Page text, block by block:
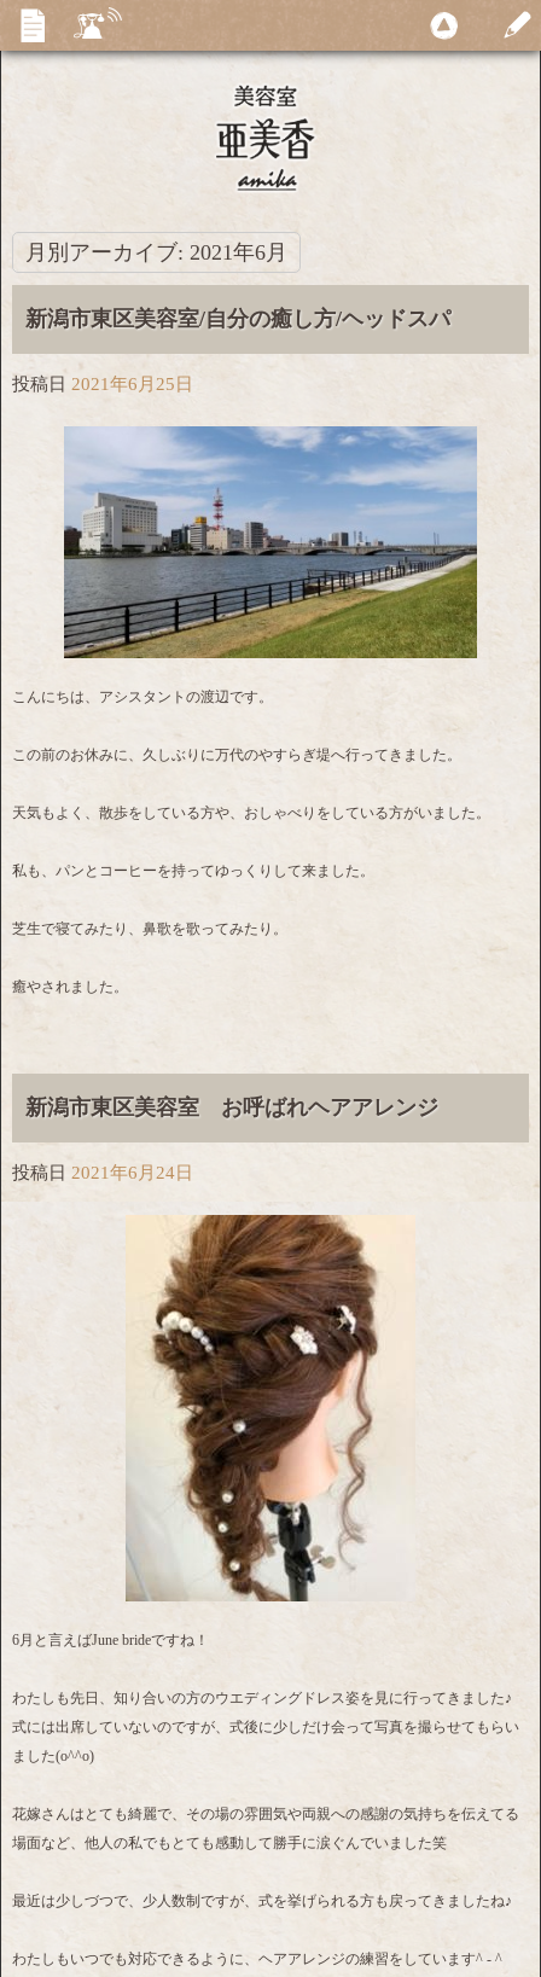
月別アーカイブ: 2021年6月
新潟市東区美容室/自分の癒し方/ヘッドスパ
投稿日 2021年6月25日
こんにちは、アシスタントの渡辺です。
この前のお休みに、久しぶりに万代のやすらぎ堤へ行ってきました。
天気もよく、散歩をしている方や、おしゃべりをしている方がいました。
私も、パンとコーヒーを持ってゆっくりして来ました。
芝生で寝てみたり、鼻歌を歌ってみたり。
癒やされました。
新潟市東区美容室 お呼ばれヘアアレンジ
投稿日 2021年6月24日
6月と言えばJune brideですね！
わたしも先日、知り合いの方のウエディングドレス姿を見に行ってきました♪
式には出席していないのですが、式後に少しだけ会って写真を撮らせてもらい
ました(o^^o)
花嫁さんはとても綺麗で、その場の雰囲気や両親への感謝の気持ちを伝えてる
場面など、他人の私でもとても感動して勝手に涙ぐんでいました笑
最近は少しづつで、少人数制ですが、式を挙げられる方も戻ってきましたね♪
わたしもいつでも対応できるように、ヘアアレンジの練習をしています^ - ^